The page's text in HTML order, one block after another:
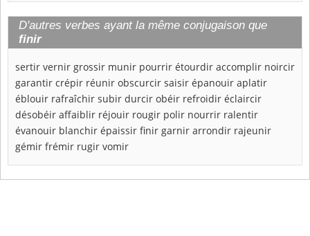
D'autres verbes ayant la même conjugaison que
finir
sertir vernir grossir munir pourrir étourdir accomplir noircir
garantir crépir réunir obscurcir saisir épanouir aplatir
éblouir rafraîchir subir durcir obéir refroidir éclaircir
désobéir affaiblir réjouir rougir polir nourrir ralentir
évanouir blanchir épaissir finir garnir arrondir rajeunir
gémir frémir rugir vomir